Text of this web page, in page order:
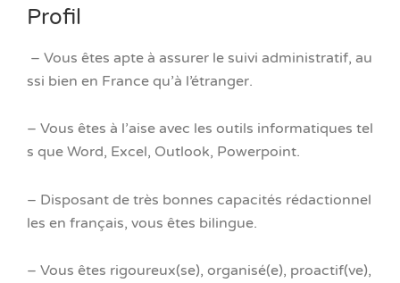
Profil
– Vous êtes apte à assurer le suivi administratif, au
ssi bien en France qu’à l’étranger.
– Vous êtes à l’aise avec les outils informatiques tel
s que Word, Excel, Outlook, Powerpoint.
– Disposant de très bonnes capacités rédactionnel
les en français, vous êtes bilingue.
– Vous êtes rigoureux(se), organisé(e), proactif(ve),